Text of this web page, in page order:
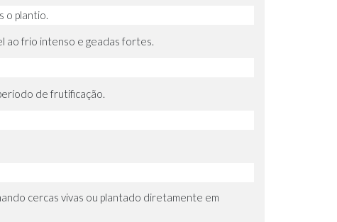
o plantio.
ao frio intenso e geadas fortes.
de frutificação.
cercas vivas ou plantado diretamente em